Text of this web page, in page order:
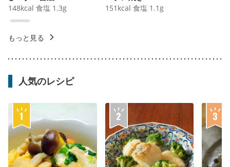
148kcal 食塩 1.3g 151 kcal 食塩 1.1 g
もっと見る
人気のレシピ